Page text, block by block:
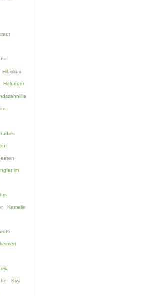
Hibiskus
Holunder
im
im
Kamelie
keimen
Kiwi